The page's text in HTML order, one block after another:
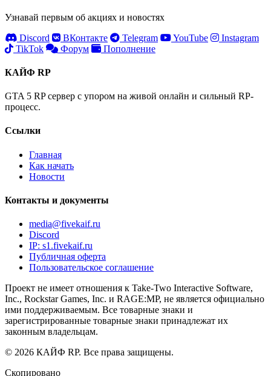
Узнавай первым об акциях и новостях
Discord
ВКонтакте Telegram YouTube
Instagram
TikTok
Форум Пополнение
КАЙФ RP
GTA 5 RP сервер с упором на живой онлайн и сильный RP-
процесс.
Ссылки
Главная
Как начать
Новости
Контакты и документы
media@fivekaif.ru
Discord
IP: s1.fivekaif.ru
Публичная оферта
Пользовательское соглашение
Проект не имеет отношения к Take-Two Interactive Software,
Inc., Rockstar Games, Inc. и RAGE:MP, не является официально
ими поддерживаемым. Все товарные знаки и
зарегистрированные товарные знаки принадлежат их
законным владельцам.
© 2026 КАЙФ RP. Все права защищены.
Скопировано